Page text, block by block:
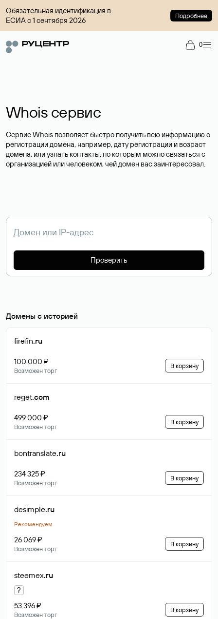
Обязательная идентификация в
ЕСИА с 1 сентября 2026
Подробнее
0
Whois сервис
Сервис Whois позволяет быстро получить всю информацию о
регистрации домена, например, дату регистрации и возраст
домена, или узнать контакты, по которым можно связаться с
организацией или человеком, чей домен вас заинтересовал.
Проверить
Домены с историей
firefin.ru
100 000 ₽
Возможен торг
В корзину
reget.com
499 000 ₽
Возможен торг
В корзину
bontranslate.ru
234 325 ₽
Возможен торг
В корзину
desimple.ru
Рекомендуем
26 069 ₽
Возможен торг
В корзину
steemex.ru
?
53 396 ₽
Возможен торг
В корзину